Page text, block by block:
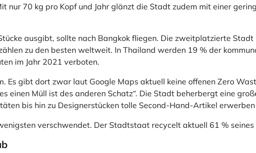
nur 70 kg pro Kopf und Jahr glänzt die Stadt zudem mit einer
ausgibt, sollte nach Bangkok fliegen. Die zweitplatzierte
zu den besten weltweit. In Thailand werden 19 % der
im Jahr 2021 verboten.
Es gibt dort zwar laut Google Maps aktuell keine offenen Zero
einen Müll ist des anderen Schatz“. Die Stadt beherbergt eine
bis hin zu Designerstücken tolle Second-Hand-Artikel erwerben
verschwendet. Der Stadtstaat recycelt aktuell 61 % seines